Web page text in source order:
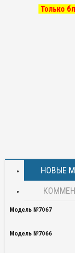
Только
НОВЫЕ
Модель №7067
Модель №7066